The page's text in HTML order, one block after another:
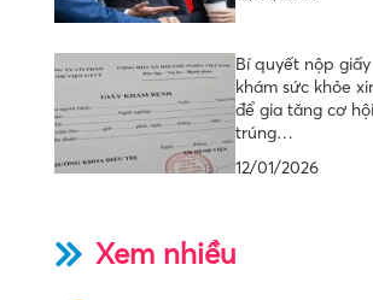
Bí quyết nộp giấy
khám sức khỏe
để gia tăng cơ hội
trúng…
12/01/2026
Xem nhiều